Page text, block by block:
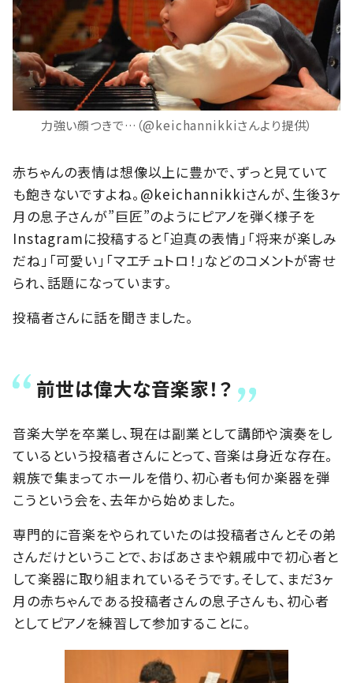
力強い顔つきで…（@keichannikkiさんより提供）
赤ちゃんの表情は想像以上に豊かで、ずっと見ていて
も飽きないですよね。@keichannikkiさんが、生後3ヶ
月の息子さんが”巨匠”のようにピアノを弾く様子を
Instagramに投稿すると「迫真の表情」「将来が楽しみ
だね」「可愛い」「マエチュトロ！」などのコメントが寄せ
られ、話題になっています。
投稿者さんに話を聞きました。
前世は偉大な音楽家！？
音楽大学を卒業し、現在は副業として講師や演奏をし
ているという投稿者さんにとって、音楽は身近な存在。
親族で集まってホールを借り、初心者も何か楽器を弾
こうという会を、去年から始めました。
専門的に音楽をやられていたのは投稿者さんとその弟
さんだけということで、おばあさまや親戚中で初心者と
して楽器に取り組まれているそうです。そして、まだ3ヶ
月の赤ちゃんである投稿者さんの息子さんも、初心者
としてピアノを練習して参加することに。